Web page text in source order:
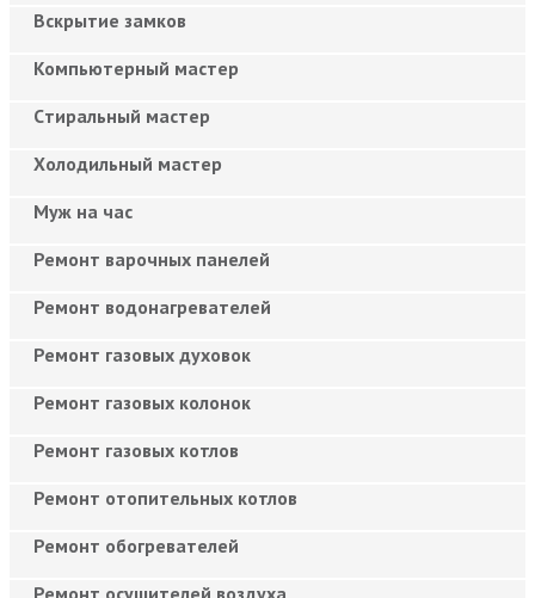
Вскрытие замков
Компьютерный мастер
Cтиральный мастер
Холодильный мастер
Муж на час
Ремонт варочных панелей
Ремонт водонагревателей
Ремонт газовых духовок
Ремонт газовых колонок
Ремонт газовых котлов
Ремонт отопительных котлов
Ремонт обогревателей
Ремонт осушителей воздуха